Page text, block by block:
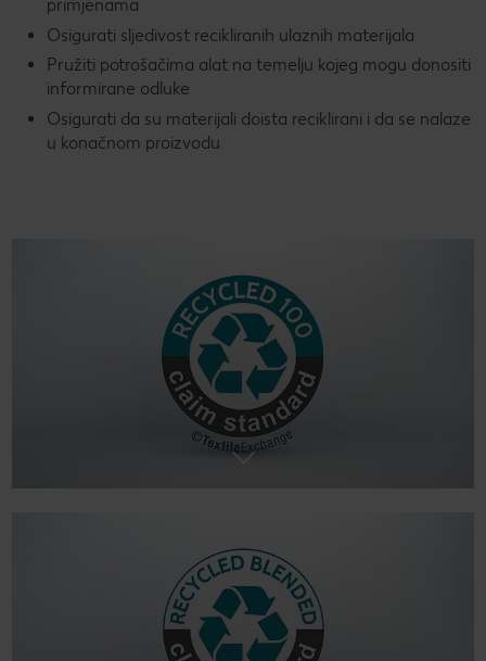
primjenama
Osigurati sljedivost recikliranih ulaznih materijala
Pružiti potrošačima alat na temelju kojeg mogu donositi
informirane odluke
Osigurati da su materijali doista reciklirani i da se nalaze
u konačnom proizvodu